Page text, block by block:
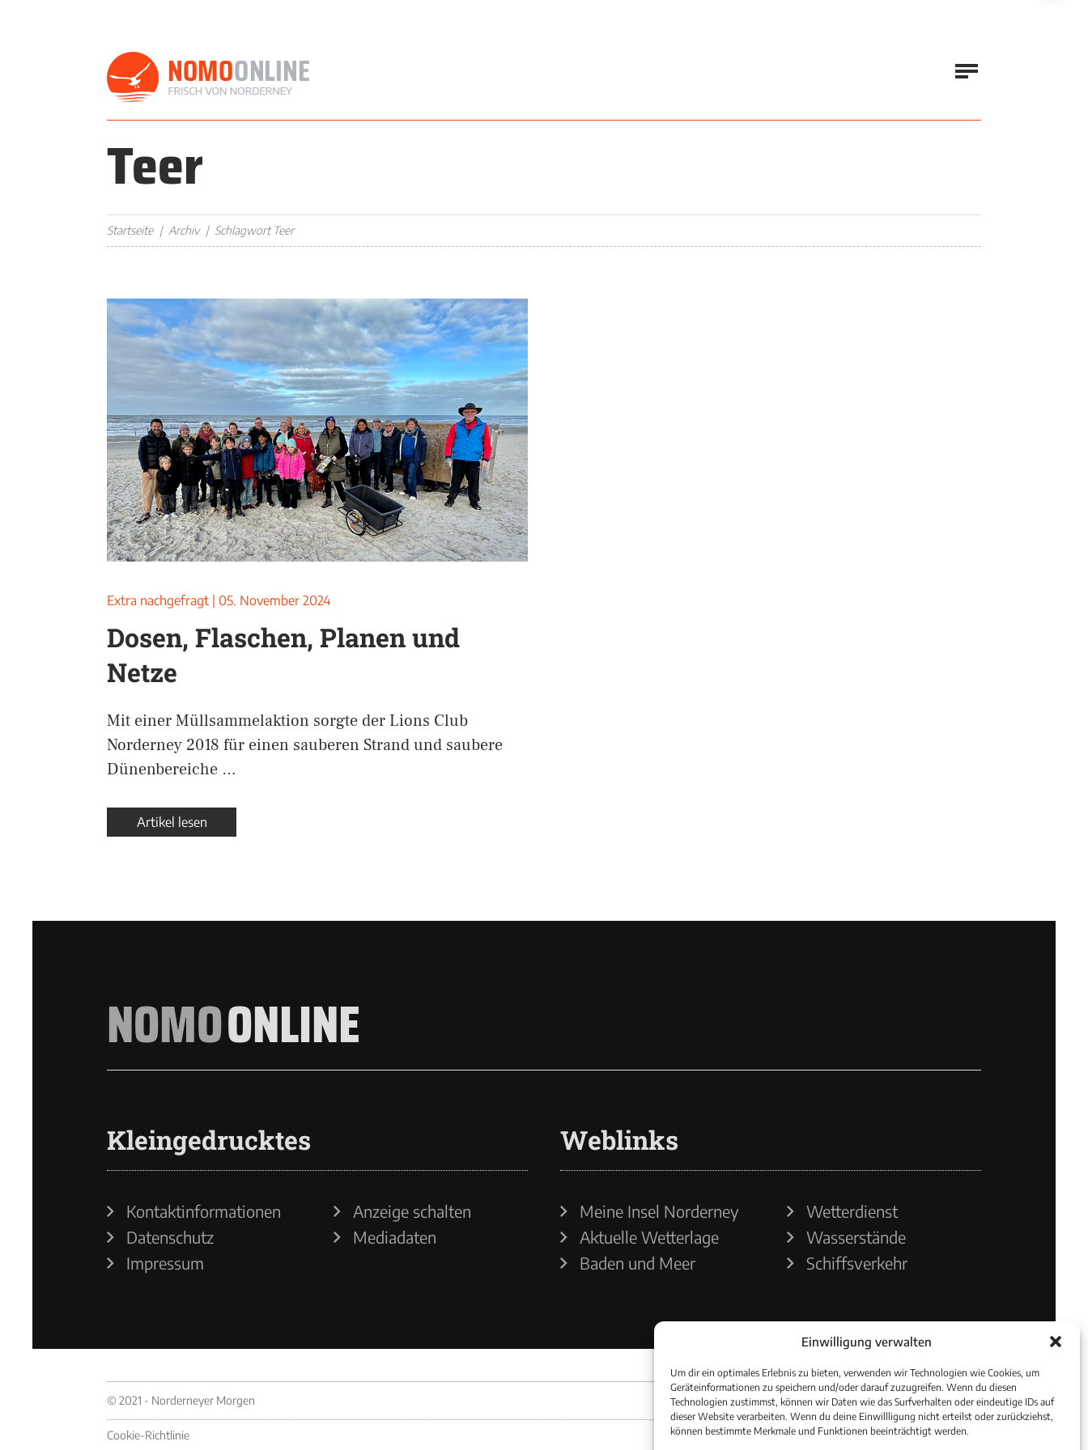
Einwilligung verwalten
Um dir ein optimales Erlebnis zu bieten, verwenden wir Technologien wie Cookies, um
Geräteinformationen zu speichern und/oder darauf zuzugreifen. Wenn du diesen
Technologien zustimmst, können wir Daten wie das Surfverhalten oder eindeutige IDs auf
dieser Website verarbeiten. Wenn du deine Einwillligung nicht erteilst oder zurückziehst,
können bestimmte Merkmale und Funktionen beeinträchtigt werden.
Teer
Startseite Archiv Schlagwort Teer
Extra nachgefragt 05. November 2024
Dosen, Flaschen, Planen und
Netze
Mit einer Müllsammelaktion sorgte der Lions Club
Norderney 2018 für einen sauberen Strand und saubere
Dünenbereiche …
Artikel lesen
NOMOONLINE
Kleingedrucktes
Kontaktinformationen
Datenschutz
Impressum
Anzeige schalten
Mediadaten
Weblinks
Meine Insel Norderney
Aktuelle Wetterlage
Baden und Meer
Wetterdienst
Wasserstände
Schiffsverkehr
© 2021 - Norderneyer Morgen
Cookie-Richtlinie